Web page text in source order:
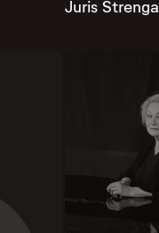
Juris Strenga